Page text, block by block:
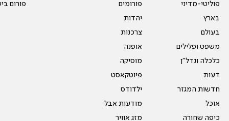
פוליטי-מדיני
בארץ
בעולם
משפט ופלילים
כלכלה ונדל"ן
דעות
חדשות המגזר
אוכל
כיפה שחורה
פורומים
יהדות
צרכנות
אופנה
מוסיקה
פיוטקאסט
ילדודס
מודעות אבל
מזג אוויר
פורום